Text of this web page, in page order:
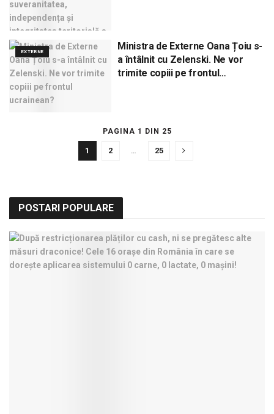
EXTERNE
Ministra de Externe Oana Țoiu s-
a întâlnit cu Zelenski. Ne vor
trimite copiii pe frontul
PAGINA 1 DIN 25
1 2 … 25
POSTARI POPULARE